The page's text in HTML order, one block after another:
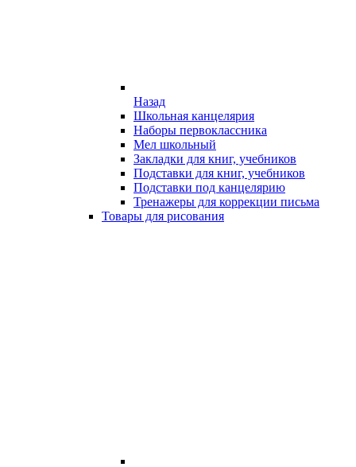
Назад
Школьная канцелярия
Наборы первоклассника
Мел школьный
Закладки для книг, учебников
Подставки для книг, учебников
Подставки под канцелярию
Тренажеры для коррекции письма
Товары для рисования